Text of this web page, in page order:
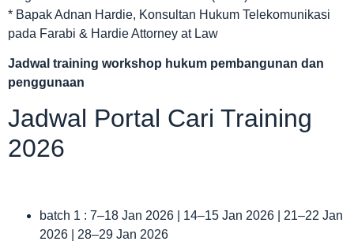
* Bapak Adnan Hardie, Konsultan Hukum Telekomunikasi
pada Farabi & Hardie Attorney at Law
Jadwal training workshop hukum pembangunan dan
penggunaan
Jadwal Portal Cari Training
2026
batch 1 : 7–18 Jan 2026 | 14–15 Jan 2026 | 21–22 Jan
2026 | 28–29 Jan 2026